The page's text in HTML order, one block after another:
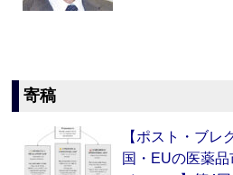
寄稿
【ポスト・ブレ
国・EUの医薬